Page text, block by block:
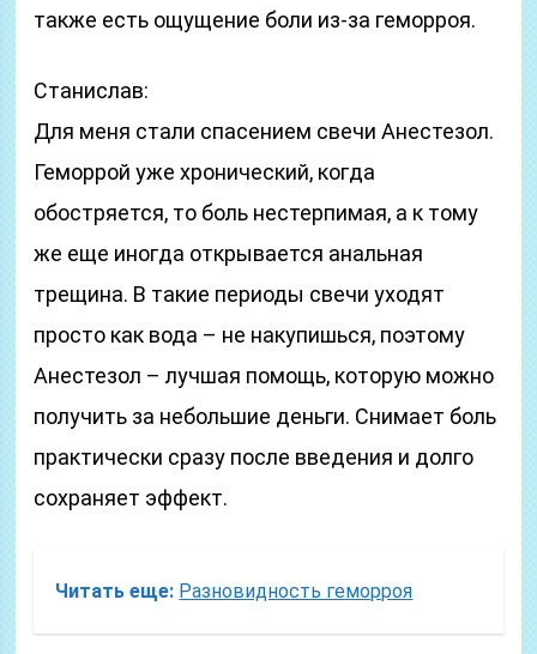
также есть ощущение боли из-за геморроя.
Станислав:
Для меня стали спасением свечи Анестезол.
Геморрой уже хронический, когда
обостряется, то боль нестерпимая, а к тому
же еще иногда открывается анальная
трещина. В такие периоды свечи уходят
просто как вода – не накупишься, поэтому
Анестезол – лучшая помощь, которую можно
получить за небольшие деньги. Снимает боль
практически сразу после введения и долго
сохраняет эффект.
Читать еще: Разновидность геморроя